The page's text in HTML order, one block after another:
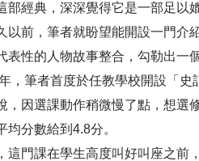
部經典，深深覺得它是一部足以
，筆者就盼望能開設一門介紹
表性的人物故事整合，勾勒出一
筆者首度於任教學校開設「史
，因選課動作稍微慢了點，想選
均分數給到4.8分。
課在學生高度叫好叫座之前，